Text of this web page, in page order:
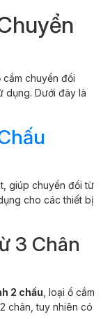
chuyển đổi
dụng. Dưới đây là
giúp chuyển đổi từ
cho các thiết bị
3 Chân
2 chấu , loại ổ cắm
chân, tuy nhiên có